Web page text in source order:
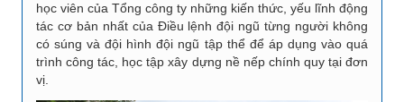
học viên của Tổng công ty những kiến thức, yếu lĩnh động
tác cơ bản nhất của Điều lệnh đội ngũ từng người không
có súng và đội hình đội ngũ tập thể để áp dụng vào quá
trình công tác, học tập xây dựng nề nếp chính quy tại đơn
vị.